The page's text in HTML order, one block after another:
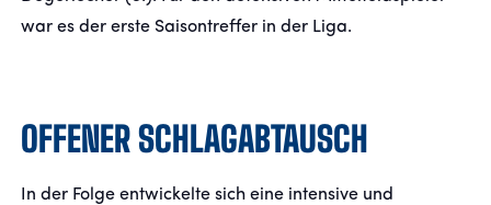
war es der erste Saisontreffer in der Liga.
OFFENER SCHLAGABTAUSCH
In der Folge entwickelte sich eine intensive und